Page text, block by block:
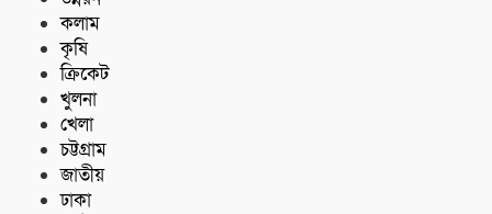
কলাম
কৃষি
ক্রিকেট
খুলনা
খেলা
চট্টগ্রাম
জাতীয়
ঢাকা